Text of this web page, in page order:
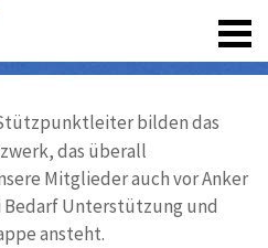
bilden das
das überall
Mitglieder auch vor Anker
Bedarf Unterstützung und
ansteht.